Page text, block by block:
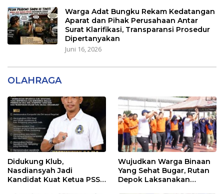
Warga Adat Bungku Rekam Kedatangan
Aparat dan Pihak Perusahaan Antar
Surat Klarifikasi, Transparansi Prosedur
Dipertanyakan
Juni 16, 2026
OLAHRAGA
Didukung Klub,
Nasdiansyah Jadi
Kandidat Kuat Ketua PSSI
Wujudkan Warga Binaan
Yang Sehat Bugar, Rutan
Depok Laksanakan